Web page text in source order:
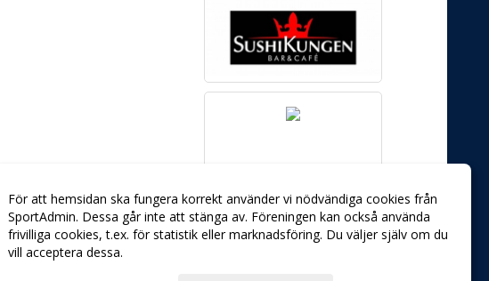
För att hemsidan ska fungera korrekt använder vi nödvändiga cookies från
SportAdmin. Dessa går inte att stänga av. Föreningen kan också använda
frivilliga cookies, t.ex. för statistik eller marknadsföring. Du väljer själv om du
vill acceptera dessa.